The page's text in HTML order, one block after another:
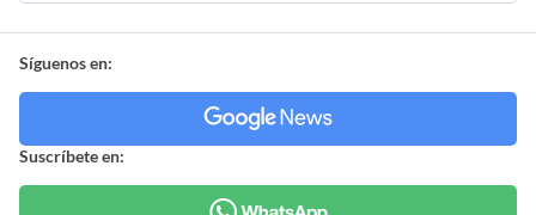
Síguenos en:
Suscríbete en: